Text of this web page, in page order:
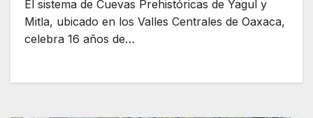
El sistema de Cuevas Prehistóricas de Yagul y
Mitla, ubicado en los Valles Centrales de Oaxaca,
celebra 16 años de…